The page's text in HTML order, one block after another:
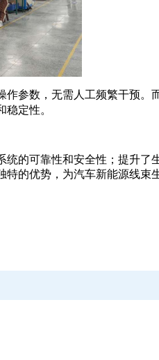
参数，无需人工频繁干预。
定性。
的可靠性和安全性；提升了
的优势，为汽车新能源线束